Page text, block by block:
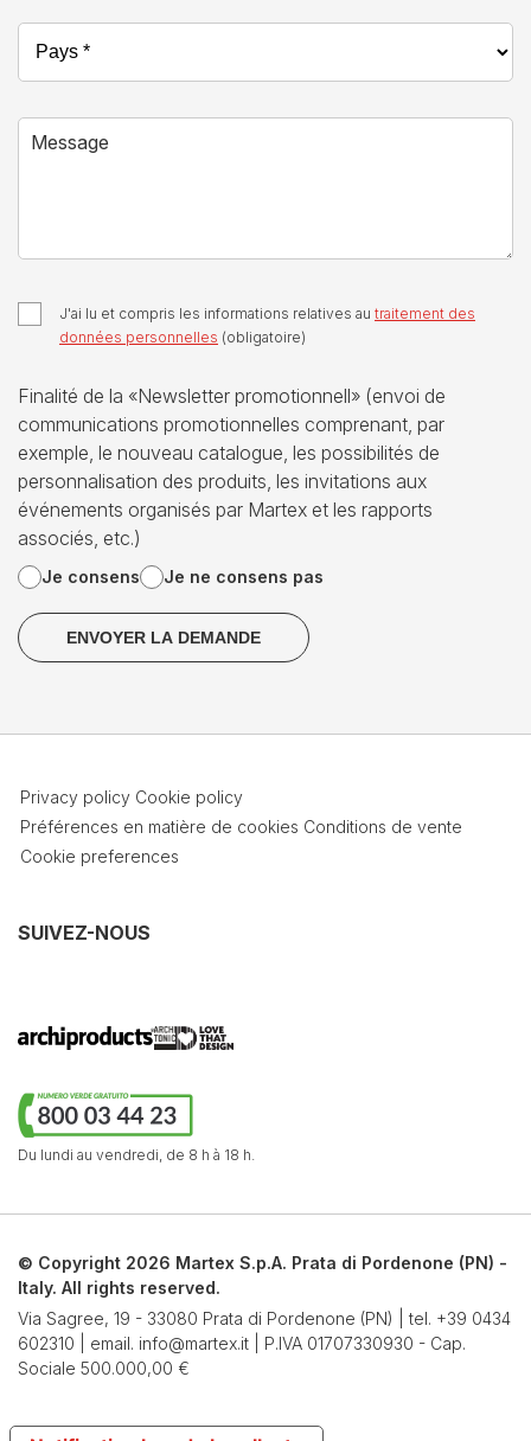
J'ai lu et compris les informations relatives au traitement des
données personnelles (obligatoire)
Finalité de la «Newsletter promotionnell» (envoi de
communications promotionnelles comprenant, par
exemple, le nouveau catalogue, les possibilités de
personnalisation des produits, les invitations aux
événements organisés par Martex et les rapports
associés, etc.)
Je consens Je ne consens pas
Privacy policy Cookie policy
Préférences en matière de cookies Conditions de vente
Cookie preferences
SUIVEZ-NOUS
Du lundi au vendredi, de 8 h à 18 h.
© Copyright 2026 Martex S.p.A. Prata di Pordenone (PN) -
Italy. All rights reserved.
Via Sagree, 19 - 33080 Prata di Pordenone (PN) | tel. +39 0434
602310 | email. info@martex.it | P.IVA 01707330930 - Cap.
Sociale 500.000,00 €